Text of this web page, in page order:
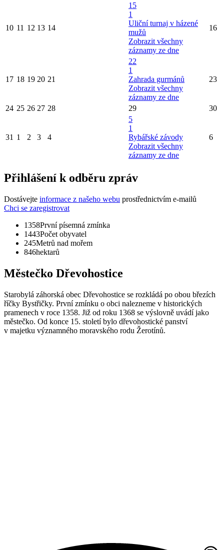
10 11 12 13 14
15
1
Uliční turnaj v házené
mužů
Zobrazit všechny
záznamy ze dne
16
17 18 19 20 21
22
1
Zahrada gurmánů
Zobrazit všechny
záznamy ze dne
23
24 25 26 27 28 29 30
31 1 2 3 4
5
1
Rybářské závody
Zobrazit všechny
záznamy ze dne
6
Přihlášení k odběru zpráv
Dostávejte informace z našeho webu prostřednictvím e-mailů
Chci se zaregistrovat
1358První písemná zmínka
1443Počet obyvatel
245Metrů nad mořem
846hektarů
Městečko Dřevohostice
Starobylá záhorská obec Dřevohostice se rozkládá po obou březích
říčky Bystřičky. První zmínku o obci nalezneme v historických
pramenech v roce 1358. Již od roku 1368 se výslovně uvádí jako
městečko. Od konce 15. století bylo dřevohostické panství
v majetku významného moravského rodu Žerotínů.